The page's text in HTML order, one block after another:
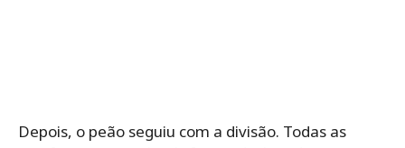
Depois, o peão seguiu com a divisão. Todas as